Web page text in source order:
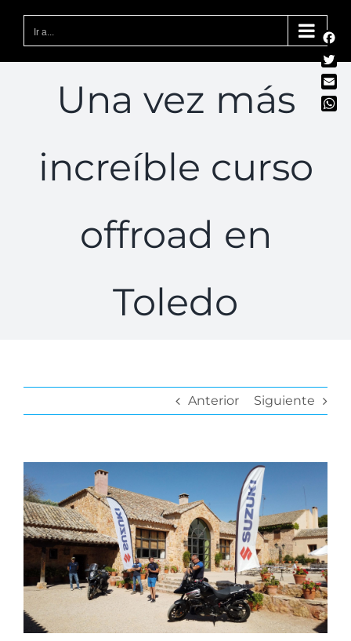
Ir a...
Una vez más
increíble curso
offroad en
Toledo
Anterior Siguiente
Ver
imagen
más
grande